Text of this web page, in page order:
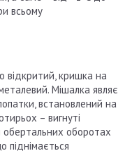
всьому
відкритий, кришка на
Мішалка являє
встановлений на
– вигнуті
обертальних оборотах
піднімається